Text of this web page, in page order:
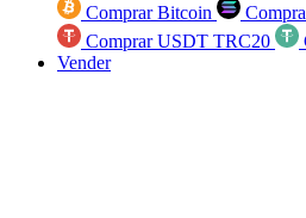
Comprar Bitcoin
Comprar USDT TRC20
Vender